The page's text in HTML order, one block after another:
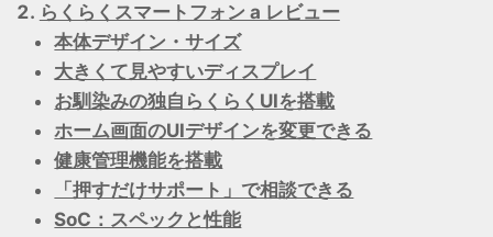
らくらくスマートフォン a レビュー
本体デザイン・サイズ
大きくて見やすいディスプレイ
お馴染みの独自らくらくUIを搭載
ホーム画面のUIデザインを変更できる
健康管理機能を搭載
「押すだけサポート」で相談できる
SoC：スペックと性能